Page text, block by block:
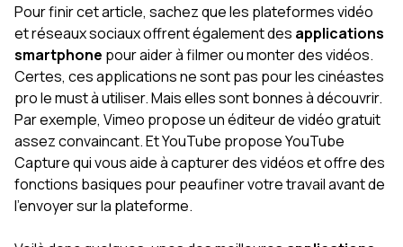
Pour finir cet article, sachez que les plateformes vidéo
et réseaux sociaux offrent également des applications
smartphone pour aider à filmer ou monter des vidéos.
Certes, ces applications ne sont pas pour les cinéastes
pro le must à utiliser. Mais elles sont bonnes à découvrir.
Par exemple, Vimeo propose un éditeur de vidéo gratuit
assez convaincant. Et YouTube propose YouTube
Capture qui vous aide à capturer des vidéos et offre des
fonctions basiques pour peaufiner votre travail avant de
l'envoyer sur la plateforme.